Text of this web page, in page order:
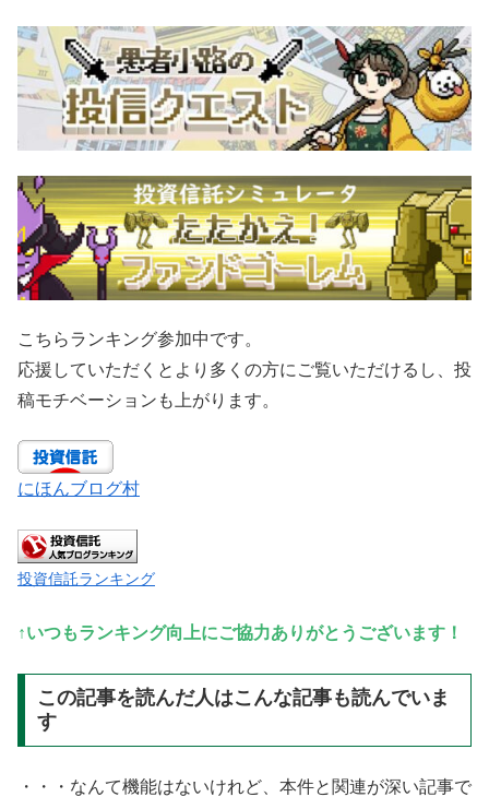
こちらランキング参加中です。
応援していただくとより多くの方にご覧いただけるし、投
稿モチベーションも上がります。
にほんブログ村
投資信託ランキング
↑いつもランキング向上にご協力ありがとうございます！
この記事を読んだ人はこんな記事も読んでいま
す
・・・なんて機能はないけれど、本件と関連が深い記事で